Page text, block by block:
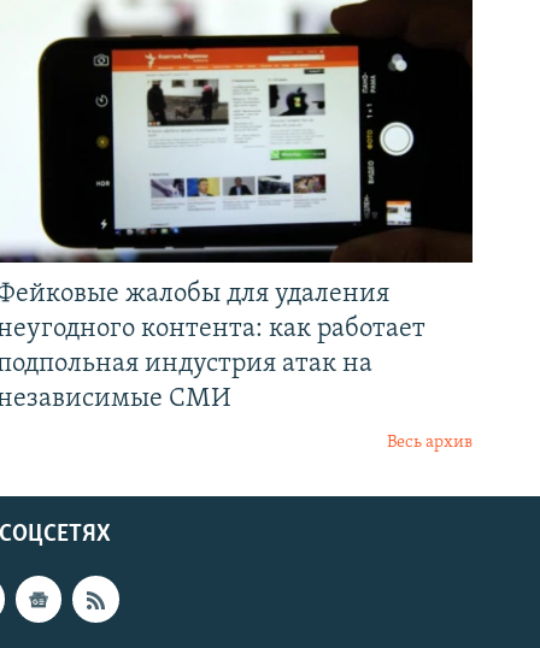
жалобы для удаления
контента: как работает
индустрия атак на
СМИ
Весь архив